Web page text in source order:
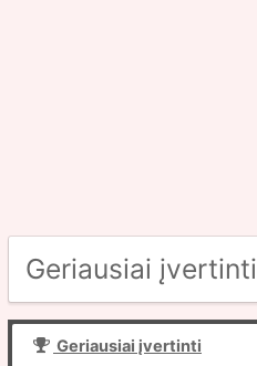
Geriausiai įvertinti
Geriausiai įvertinti